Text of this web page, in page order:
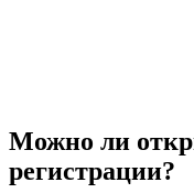
Можно ли
регистрации?